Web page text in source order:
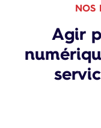
NOS
Agir